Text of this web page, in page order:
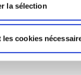
la sélection
cookies
- Edition